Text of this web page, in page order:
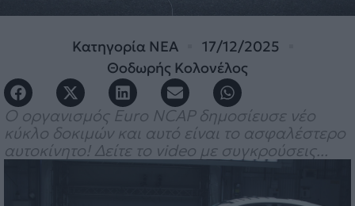
Κατηγορία ΝΕΑ
17/12/2025
Θοδωρής Κολονέλος
Ο οργανισμός Euro NCAP δημοσίευσε νέο
κύκλο δοκιμών και αυτό είναι το ασφαλέστερο
αυτοκίνητο! Δείτε το video με συγκρούσεις...